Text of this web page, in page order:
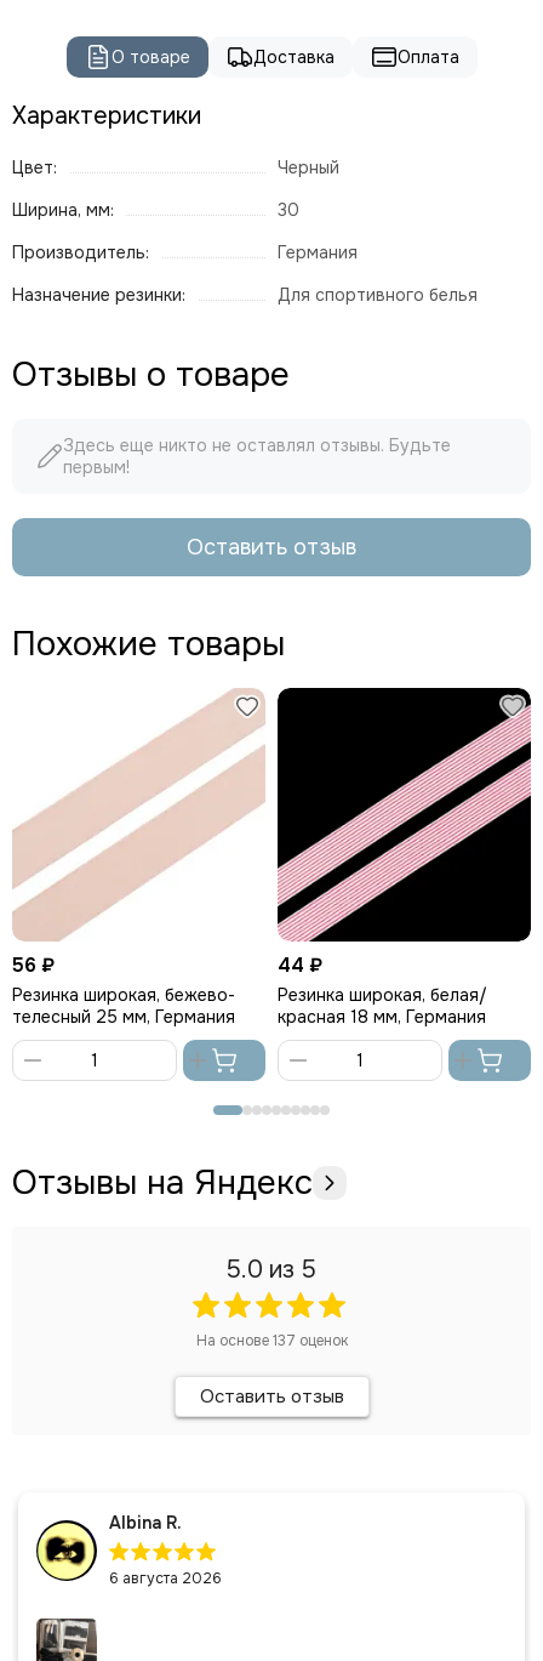
О товаре Доставка Оплата
Характеристики
Цвет:
Черный
Ширина, мм:
30
Производитель:
Германия
Назначение резинки:
Для спортивного белья
Отзывы о товаре
Здесь еще никто не оставлял отзывы. Будьте
первым!
Оставить отзыв
Похожие товары
56 ₽
Резинка широкая, бежево-
телесный 25 мм, Германия
корзину
44 ₽
Резинка широкая, белая/
красная 18 мм, Германия
Отзывы на Яндекс
5.0 из 5
На основе137 оценок
Оставить отзыв
Albina R.
6 августа 2026